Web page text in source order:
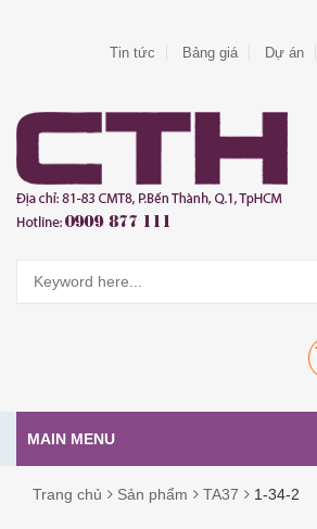
Tin tức Bảng giá Dự án
MAIN MENU
Trang chủ Sản phẩm TA37 1-34-2